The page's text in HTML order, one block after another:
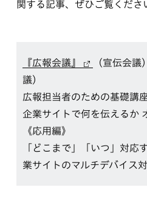
関する記事、ぜひご覧くださ
『広報会議』
（宣伝会
議）
広報担当者のための基礎講
企業サイトで何を伝えるか
《応用編》
「どこまで」「いつ」対応
業サイトのマルチデバイス